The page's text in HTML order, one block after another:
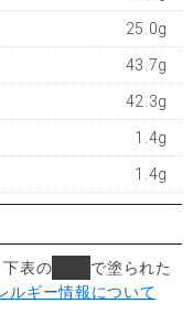
25.0g
43.7g
42.3g
1.4g
1.4g
表の
で塗られた
ルギー情報について